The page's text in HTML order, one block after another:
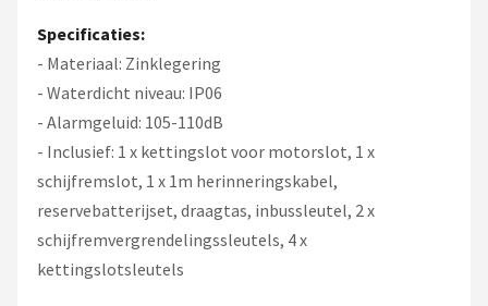
Specificaties:
- Materiaal: Zinklegering
- Waterdicht niveau: IP06
- Alarmgeluid: 105-110dB
- Inclusief: 1 x kettingslot voor motorslot, 1 x
schijfremslot, 1 x 1m herinneringskabel,
reservebatterijset, draagtas, inbussleutel, 2 x
schijfremvergrendelingssleutels, 4 x
kettingslotsleutels